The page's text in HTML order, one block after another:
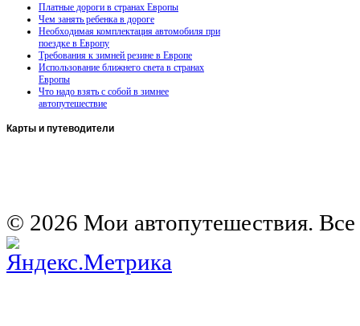
Платные дороги в странах Европы
Чем занять ребенка в дороге
Необходимая комплектация автомобиля при
поездке в Европу
Требования к зимней резине в Европе
Использование ближнего света в странах
Европы
Что надо взять с собой в зимнее
автопутешествие
Карты и путеводители
© 2026 Мои автопутешествия.